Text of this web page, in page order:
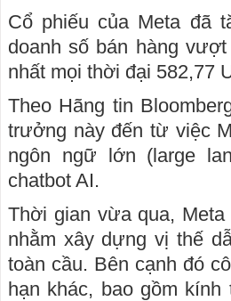
Cổ phiếu của Meta đã
doanh số bán hàng
nhất mọi thời đại 582,77
Theo Hãng tin
trưởng này đến từ việc
ngôn ngữ lớn (large
chatbot AI.
Thời gian vừa qua,
nhằm xây dựng vị thế
toàn cầu. Bên cạnh đó
hạn khác, bao gồm